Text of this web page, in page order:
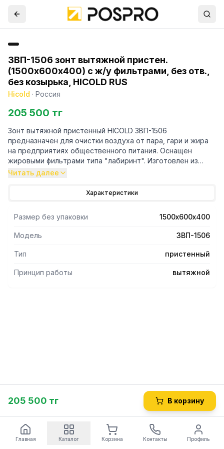
ЗВП-1506 зонт вытяжной пристен.
(1500х600х400) с ж/у фильтрами, без отв.,
без козырька, HICOLD RUS
Hicold · Россия
205 500 тг
Зонт вытяжной пристенный HICOLD ЗВП-1506
предназначен для очистки воздуха от пара, гари и жира
на предприятиях общественного питания. Оснащен
жировыми фильтрами типа "лабиринт". Изготовлен из
нержавеющей стали.
Читать далее
Характеристики
Размер без упаковки 1500х600х400
Модель ЗВП-1506
Тип пристенный
Принцип работы вытяжной
205 500 тг В корзину
Главная Каталог Корзина Контакты Профиль